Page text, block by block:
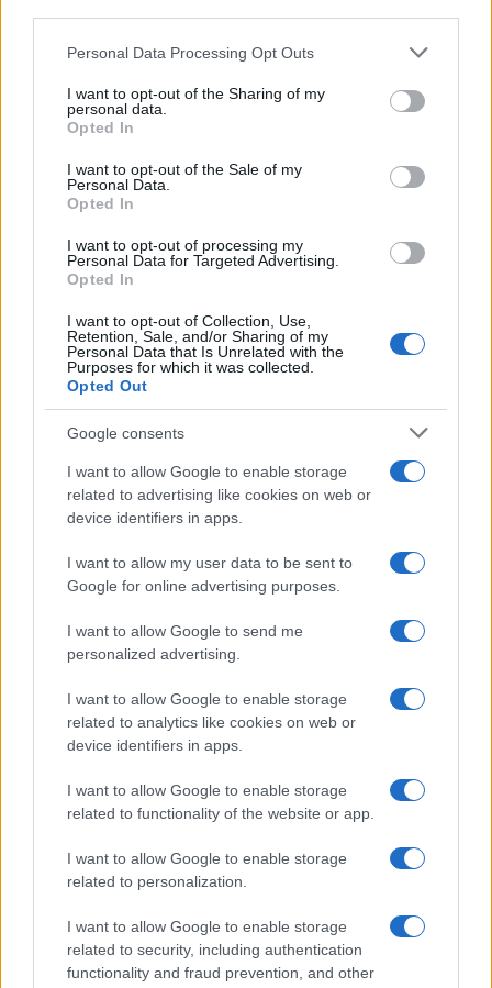
Please note that this website/app uses one or more Google
not limited to your visit or usage behaviour. You may click to
grant or deny consent to Google and its third-party tags to
use your data for below specified purposes in below Google
consent section.
Personal Data Processing Opt Outs
I want to opt-out of the Sharing of my
personal data.
Opted In
I want to opt-out of the Sale of my
Personal Data.
Opted In
I want to opt-out of processing my
Personal Data for Targeted Advertising.
Opted In
I want to opt-out of Collection, Use,
Retention, Sale, and/or Sharing of my
Personal Data that Is Unrelated with the
Purposes for which it was collected.
Opted Out
Google consents
I want to allow Google to enable storage
related to advertising like cookies on web or
device identifiers in apps.
I want to allow my user data to be sent to
Google for online advertising purposes.
I want to allow Google to send me
personalized advertising.
I want to allow Google to enable storage
related to analytics like cookies on web or
device identifiers in apps.
I want to allow Google to enable storage
related to functionality of the website or app.
I want to allow Google to enable storage
related to personalization.
I want to allow Google to enable storage
related to security, including authentication
functionality and fraud prevention, and other
«Θέλουμε ένα drone, το οποίο να έχει α, β, γ,
δυνατότητα, τόση μεταφορά εκρηκτικού
φορτίου, τόση δυνατότητα μεταφοράς καμερών,
στοιχείο. Έρχεται αυτό το παιδάκι λοιπόν εκεί που
κάθεται, σχεδιάζει στο γραφειάκι του, το
κομπιούτερ του. Υπάρχουν κάποια ειδικά
συστήματα πια που τα αγοράζεις και πολύ φτηνά
στα κομπιούτερς και μπορεί να σου είναι